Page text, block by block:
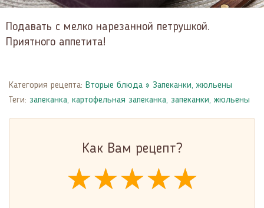
Подавать с мелко нарезанной петрушкой.
Приятного аппетита!
Категория рецепта: Вторые блюда » Запеканки, жюльены
Теги: запеканка, картофельная запеканка, запеканки, жюльены
Как Вам рецепт?
★★★★★
★★★★★
★★★★★